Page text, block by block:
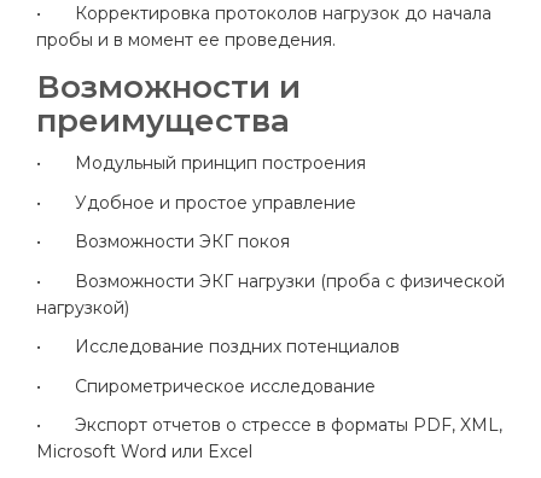
•
Корректировка протоколов нагрузок до начала
пробы и в момент ее проведения.
Возможности и
преимущества
•
Модульный принцип построения
•
Удобное и простое управление
•
Возможности ЭКГ покоя
•
Возможности ЭКГ нагрузки (проба с физической
нагрузкой)
•
Исследование поздних потенциалов
•
Спирометрическое исследование
•
Экспорт отчетов о стрессе в форматы PDF, XML,
Microsoft Word или Excel